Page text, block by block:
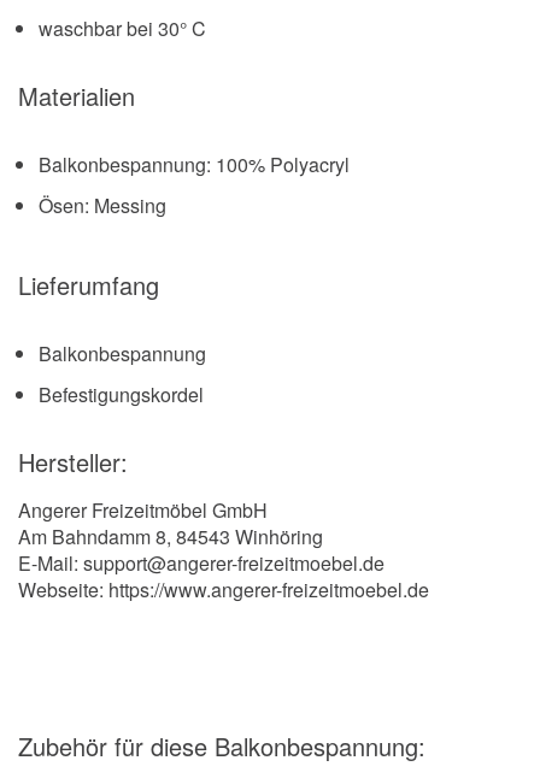
waschbar bei 30° C
Materialien
Balkonbespannung: 100% Polyacryl
Ösen: Messing
Lieferumfang
Balkonbespannung
Befestigungskordel
Hersteller:
Angerer Freizeitmöbel GmbH
Am Bahndamm 8, 84543 Winhöring
E-Mail: support@angerer-freizeitmoebel.de
Webseite: https://www.angerer-freizeitmoebel.de
Zubehör für diese Balkonbespannung: